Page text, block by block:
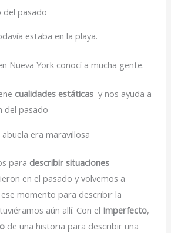
pasado
estaba en la playa.
Nueva York conocí a mucha gente.
cualidades estáticas y nos ayuda a
del pasado
era maravillosa
para describir situaciones
en el pasado y volvemos a
momento para describir la
aún allí. Con el Imperfecto,
de una historia para describir una